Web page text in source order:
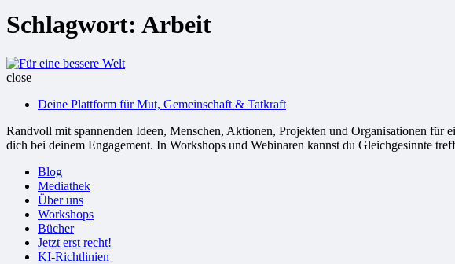
Schlagwort: Arbeit
Für
Welt
close
Deine Plattform für Mut, Gemeinschaft & Tatkraft
Randvoll mit spannenden Ideen, Menschen, Aktionen, Projekten und Organisationen für
dich bei deinem Engagement. In Workshops und Webinaren kannst du Gleichgesinnte
Blog
Mediathek
Über uns
Workshops
Bücher
Jetzt erst recht!
KI-Richtlinien